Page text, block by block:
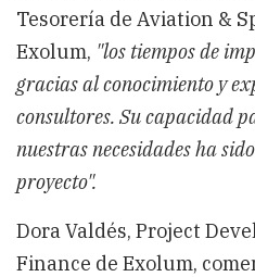
Tesorería de Aviation &
Exolum, "los tiempos de
gracias al conocimiento y
consultores. Su capacidad
nuestras necesidades ha
proyecto".
Dora Valdés, Project
Finance de Exolum,